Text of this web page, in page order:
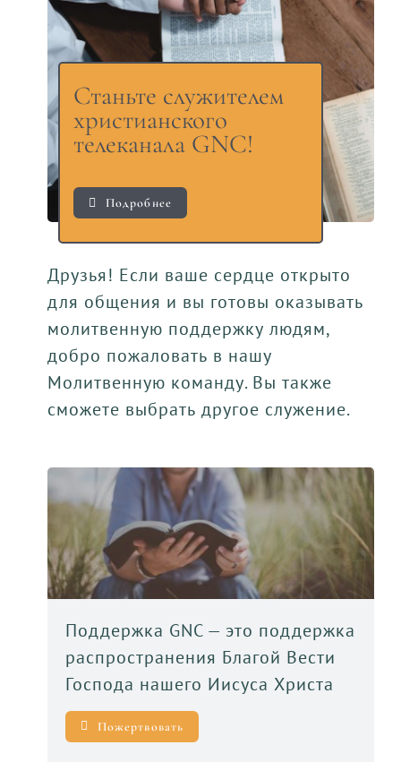
Станьте служителем
христианского
телеканала GNC!
Подробнее
Друзья! Если ваше сердце открыто
для общения и вы готовы оказывать
молитвенную поддержку людям,
добро пожаловать в нашу
Молитвенную команду. Вы также
сможете выбрать другое служение.
Поддержка GNC — это поддержка
распространения Благой Вести
Господа нашего Иисуса Христа
Пожертвовать